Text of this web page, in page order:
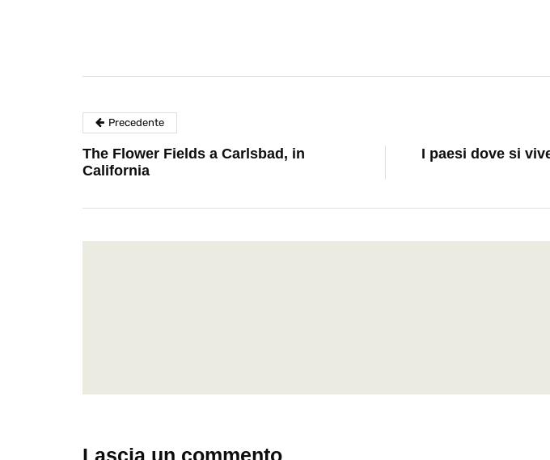
Precedente
The Flower Fields a Carlsbad, in
California
I paesi dove si
Lascia un commento